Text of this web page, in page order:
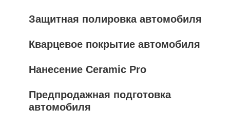
Защитная полировка автомобиля
Кварцевое покрытие автомобиля
Нанесение Ceramic Pro
Предпродажная подготовка
автомобиля